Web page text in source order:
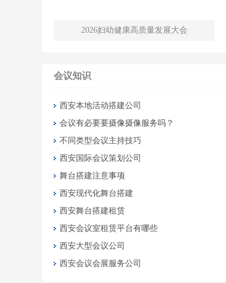
2026妇幼健康高质量发展大会
会议知识
西安本地活动搭建公司
会议有必要要摄像摄像服务吗？
不同类型会议主持技巧
西安国际会议策划公司
舞台搭建注意事项
西安现代化舞台搭建
西安舞台搭建租赁
西安会议室租赁平台有哪些
西安大型会议公司
西安会议会展服务公司